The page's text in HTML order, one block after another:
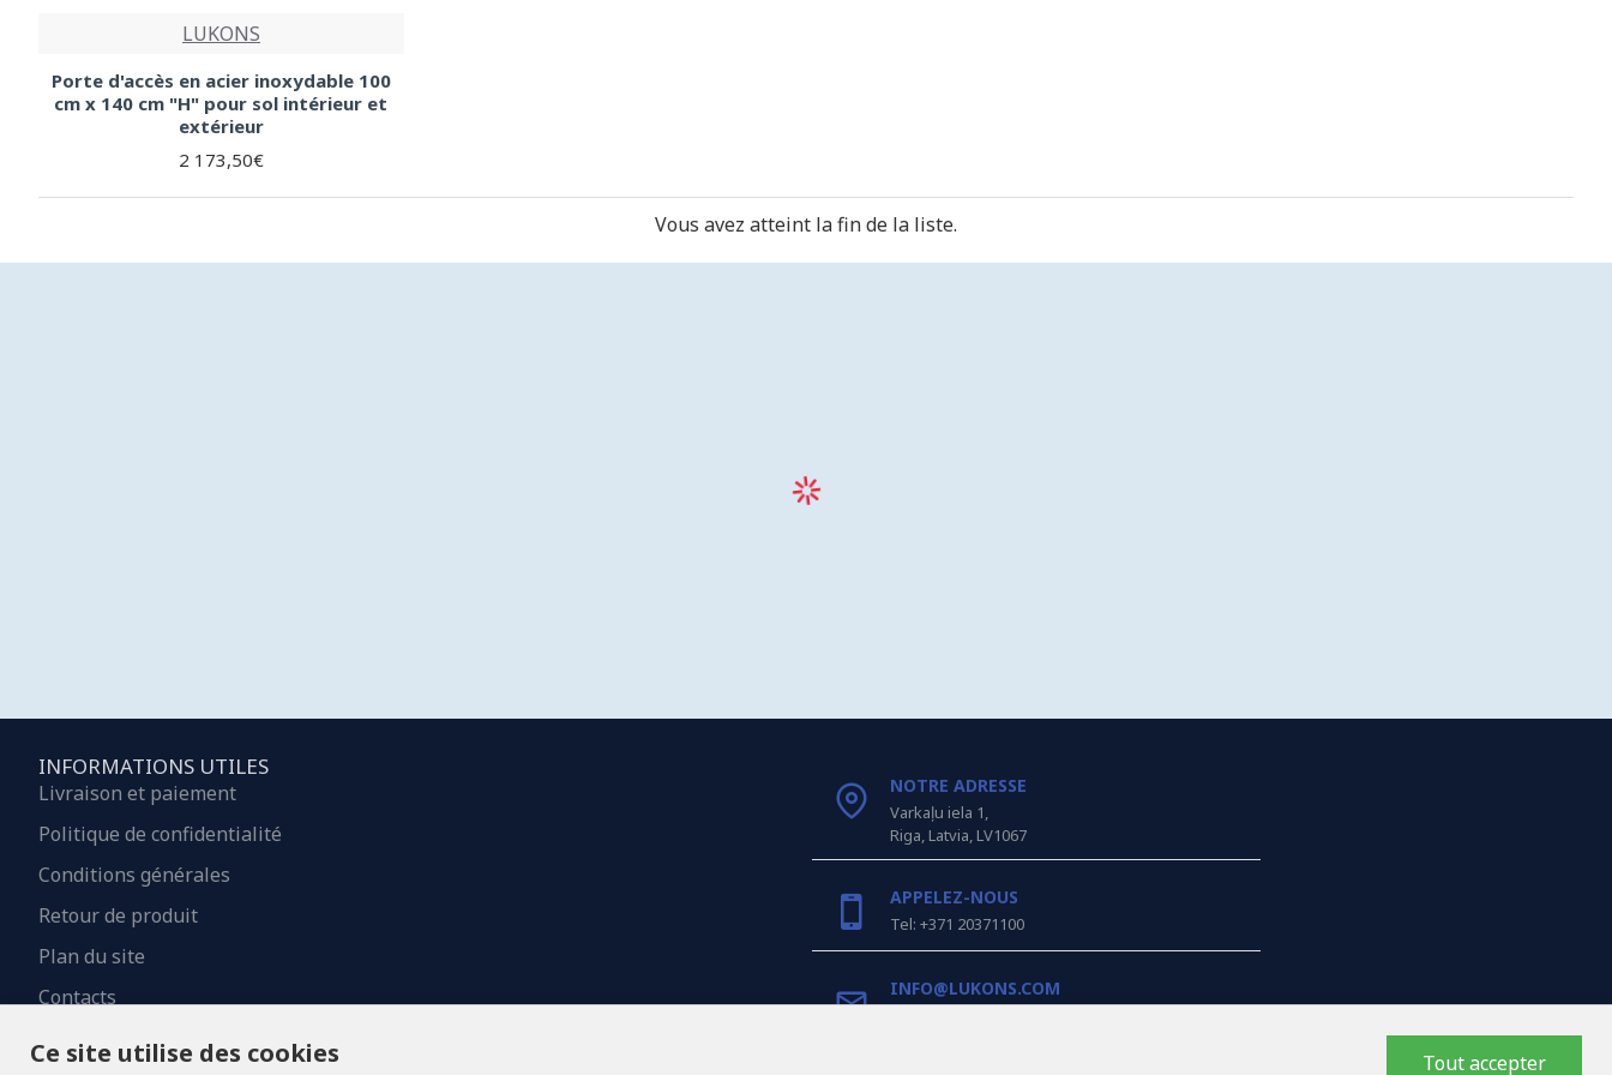
LUKONS
Porte d'accès en acier inoxydable 100
cm x 140 cm "H" pour sol intérieur et
extérieur
2 173,50€
Vous avez atteint la fin de la liste.
INFORMATIONS UTILES
Livraison et paiement
Politique de confidentialité
Conditions générales
Retour de produit
Plan du site
Contacts
NOTRE ADRESSE
Varkaļu iela 1,
Riga, Latvia, LV1067
APPELEZ-NOUS
Tel: +371 20371100
INFO@LUKONS.COM
Ce site utilise des cookies Tout accepter